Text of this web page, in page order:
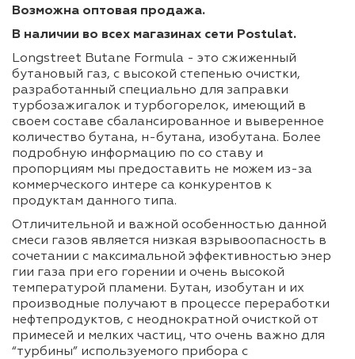
Возможна оптовая продажа.
В наличии во всех магазинах сети Postulat.
Longstreet Butane Formula - это сжиженный
бутановый газ, с высокой степенью очистки,
разработанный специально для заправки
турбозажигалок и турбогорелок, имеющий в
своем составе сбалансированное и выверенное
количество бутана, н-бутана, изобутана. Более
подробную информацию по со ставу и
пропорциям мы предоставить не можем из-за
коммерческого интере са конкурентов к
продуктам данного типа.
Отличительной и важной особенностью данной
смеси газов является низкая взрывоопасность в
сочетании с максимальной эффективностью энер
гии газа при его горении и очень высокой
температурой пламени. Бутан, изобутан и их
производные получают в процессе переработки
нефтепродуктов, с неоднократной очисткой от
примесей и мелких частиц, что очень важно для
“турбины” используемого прибора с